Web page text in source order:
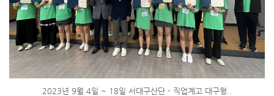
2023년 9월 4일 ~ 18일 서대구산단 - 직업계고 대구형..